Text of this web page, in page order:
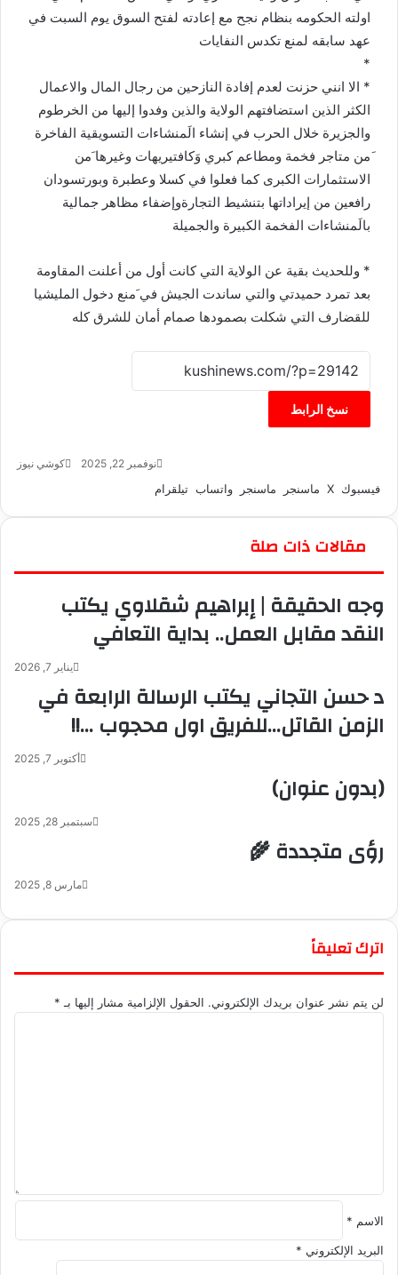
اولته الحكومه بنظام نجح مع إعادته لفتح السوق يوم السبت في
عهد سابقه لمنع تكدس النفايات
*
* الا انني حزنت لعدم إفادة النازحين من رجال المال والاعمال
الكثر الذين استضافتهم الولاية والذين وفدوا إليها من الخرطوم
والجزيرة خلال الحرب في إنشاء الَمنشاءات التسويقية الفاخرة
َمن متاجر فخمة ومطاعم كبري وَكافتيريهات وغيرها َمن
الاستثمارات الكبرى كما فعلوا في كسلا وعطبرة وبورتسودان
رافعين من إيراداتها بتنشيط التجارةوإضفاء مظاهر جمالية
بالَمنشاءات الفخمة الكبيرة والجميلة
* وللحديث بقية عن الولاية التي كانت أول من أعلنت المقاومة
بعد تمرد حميدتي والتي ساندت الجيش في َمنع دخول المليشيا
للقضارف التي شكلت بصمودها صمام أمان للشرق كله
نسخ الرابط
كوشي نيوز
ل
نوفمبر 22, 2025
فيسبوك ‫X ماسنجر ماسنجر واتساب تيلقرام
مقالات ذات صلة
وجه الحقيقة | إبراهيم شقلاوي يكتب
النقد مقابل العمل.. بداية التعافي
يناير 7, 2026
د حسن التجاني يكتب الرسالة الرابعة في
الزمن القاتل…للفريق اول محجوب …!!
أكتوبر 7, 2025
(بدون عنوان)
سبتمبر 28, 2025
رؤى متجددة 🌾
مارس 8, 2025
اترك تعليقاً
لن يتم نشر عنوان بريدك الإلكتروني. الحقول الإلزامية مشار إليها بـ *
الاسم *
البريد الإلكتروني *